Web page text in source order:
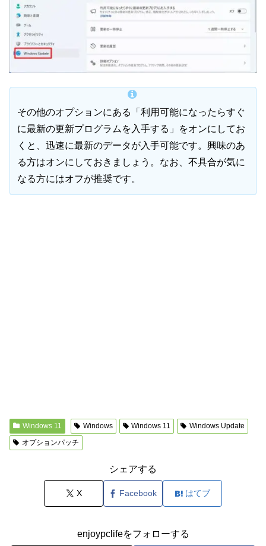
その他のオプションにある「利用可能になったらすぐ
に最新の更新プログラムを入手する」をオンにしてお
くと、迅速に最新のデータが入手可能です。興味のあ
る方はオンにしておきましょう。なお、不具合が気に
なる方にはオフが推奨です。
Windows 11 Windows Windows 11
Windows Update
オプションパッチ
シェアする
X Facebook はてブ
enjoypclifeをフォローする